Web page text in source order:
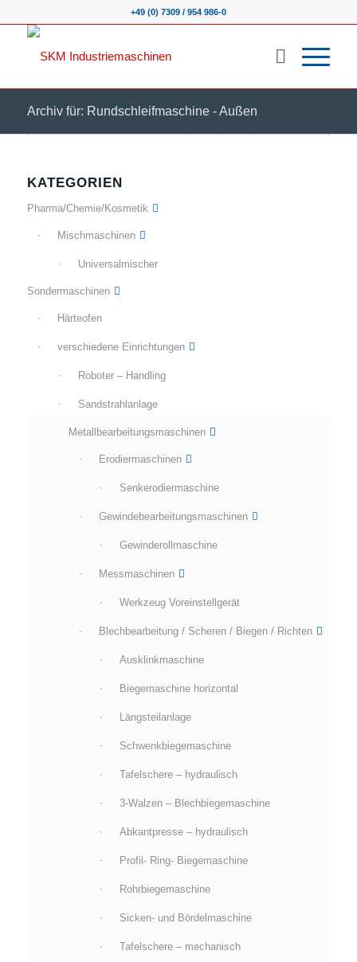
+49 (0) 7309 / 954 986-0
Archiv für: Rundschleifmaschine - Außen
KATEGORIEN
Pharma/Chemie/Kosmetik
Mischmaschinen
Universalmischer
Sondermaschinen
Härteofen
verschiedene Einrichtungen
Roboter – Handling
Sandstrahlanlage
Metallbearbeitungsmaschinen
Erodiermaschinen
Senkerodiermaschine
Gewindebearbeitungsmaschinen
Gewinderollmaschine
Messmaschinen
Werkzeug Voreinstellgerät
Blechbearbeitung / Scheren / Biegen / Richten
Ausklinkmaschine
Biegemaschine horizontal
Längsteilanlage
Schwenkbiegemaschine
Tafelschere – hydraulisch
3-Walzen – Blechbiegemaschine
Abkantpresse – hydraulisch
Profil- Ring- Biegemaschine
Rohrbiegemaschine
Sicken- und Bördelmaschine
Tafelschere – mechanisch